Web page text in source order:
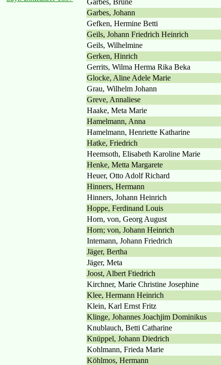
Garbes, Brüne
Garbes, Johann
Gefken, Hermine Betti
Geils, Johann Friedrich Heinrich
Geils, Wilhelmine
Gerken, Hinrich
Gerrits, Wilma Herma Rika Beka
Glocke, Aline Adele Marie
Grau, Wilhelm Johann
Greve, Annaliese
Haake, Meta Marie
Hamelmann, Anna
Hamelmann, Henriette Katharine
Hatke, Friedrich
Heemsoth, Elisabeth Karoline Marie
Henke, Metta Margarete
Heuer, Otto Adolf Richard
Hinners, Hermann
Hinners, Johann Heinrich
Hoppe, Ferdinand Louis
Horn, von, Georg August
Horn; von, Johann Heinrich
Intemann, Johann Friedrich
Jäger, Bertha
Jäger, Meta
Joost, Albert Ftiedrich
Kirchner, Marie Christine Josephine
Klee, Hermann Heinrich
Klein, Karl Ernst Fritz
Klinge, Johannes Joachjim Dominikus
Knublauch, Betti Catharine
Knüppel, Johann Diedrich
Kohlmann, Frieda Marie
Köhlmos, Hermann